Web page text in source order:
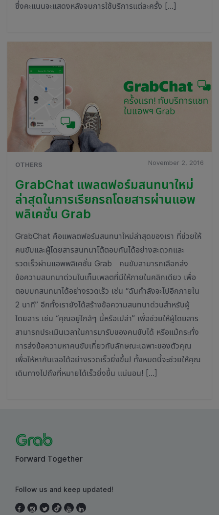
ซึ่งคะแนนจะแสดงหลังจบการใช้บริการแต่ละครั้ง […]
OTHERS November 2, 2016
GrabChat แพลตฟอร์มสนทนาใหม่
ล่าสุดในการเรียกรถโดยสารผ่านแอพ
พลิเคชั่น Grab
GrabChat คือแพลตฟอร์มสนทนาใหม่ล่าสุดของเรา ที่ช่วยให้
คนขับและผู้โดยสารสนทนาโต้ตอบกันได้อย่างสะดวกและ
รวดเร็วผ่านแอพพลิเคชั่น Grab คนขับสามารถเลือกส่ง
ข้อความสนทนาด่วนในเท็มเพลตที่มีให้ภายในคลิกเดียว เพื่อ
ตอบบทสนทนาได้อย่างรวดเร็ว เช่น “ฉันกำลังจะไปอีกภายใน
2 นาที” อีกทั้งเรายังได้สร้างข้อความสนทนาด่วนสำหรับผู้
โดยสาร เช่น “คุณอยู่ใกล้ๆ นี้หรือเปล่า” เพื่อช่วยให้ผู้โดยสาร
สามารถประเมินเวลาในการมารับของคนขับได้ หรือแม้กระทั่ง
การส่งข้อความหาคนขับเกี่ยวกับลักษณะเฉพาะของตัวคุณ
เพื่อให้หากันเจอได้อย่างรวดเร็วยิ่งขึ้น! ทั้งหมดนี้จะช่วยให้คุณ
เดินทางไปถึงที่หมายได้เร็วยิ่งขึ้น แน่นอน! […]
Forward Together
Follow us and keep updated!